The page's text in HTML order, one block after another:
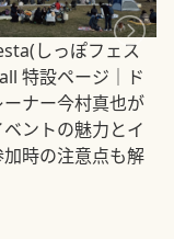
しっぽフェス
特設ページ｜ド
ーナー今村真也が
ントの魅力とイ
時の注意点も解